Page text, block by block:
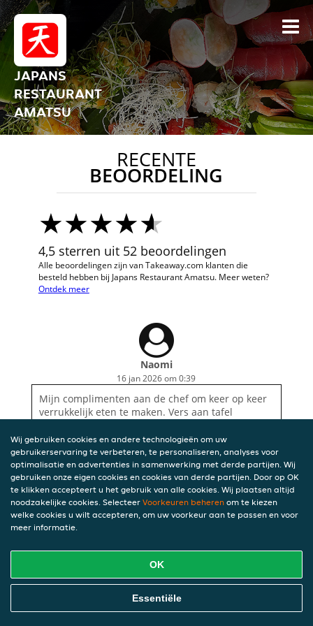
JAPANS
RESTAURANT
AMATSU
RECENTE
BEOORDELING
4,5 sterren uit 52 beoordelingen
Alle beoordelingen zijn van Takeaway.com klanten die
besteld hebben bij Japans Restaurant Amatsu. Meer weten?
Ontdek meer
Naomi
16 jan 2026 om 0:39
Mijn complimenten aan de chef om keer op keer
verrukkelijk eten te maken. Vers aan tafel
blijft het beste Japanse restaurant van Gent voor
mij. Zelfs mijn kieskeurige kindjes eten met
graagte mee! :)
Wij gebruiken cookies en andere technologieën om uw
gebruikerservaring te verbeteren, te personaliseren, analyses voor
optimalisatie en advertenties in samenwerking met derde partijen. Wij
gebruiken onze eigen cookies en cookies van derde partijen. Door op OK
te klikken accepteert u het gebruik van alle cookies. Wij plaatsen altijd
noodzakelijke cookies. Selecteer Voorkeuren beheren om te kiezen
welke cookies u wilt accepteren, om uw voorkeur aan te passen en voor
meer informatie.
OK
Essentiële